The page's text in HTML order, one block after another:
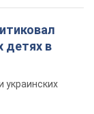
детях в
украинских